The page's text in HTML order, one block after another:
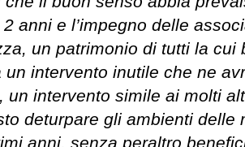
anni e l’impegno delle
un patrimonio di tutti la cui
un intervento inutile che ne
un intervento simile ai molti
deturpare gli ambienti delle
anni, senza peraltro